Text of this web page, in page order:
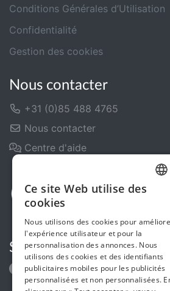
Conditions Générales d’Utilisation
Confidentialité
Gestion des cookies
Nous contacter
+31 (0)85 488 4765
Nous contacter
Centre d'aide
Suivez-nous
Ce site Web utilise des
cookies
Nous utilisons des cookies pour
l'expérience utilisateur et pour la
personnalisation des annonces. Nous
utilisons des cookies et des identifiants
publicitaires mobiles pour les publicités
personnalisées et non personnalisées.